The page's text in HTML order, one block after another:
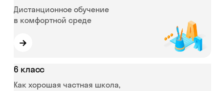
Дистанционное обучение
в комфортной среде
→
6 класс
Как хорошая частная школа,